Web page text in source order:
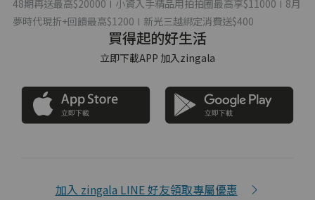
48期再送最高$20000
小資入手精品用拍拍圈最高享$11000
8月
夢時代現折+回饋最高$1200
新光三越綁定消費送$400
買得起的好生活
立即下載APP 加入zingala
加入 zingala LINE 好友領取專屬優惠